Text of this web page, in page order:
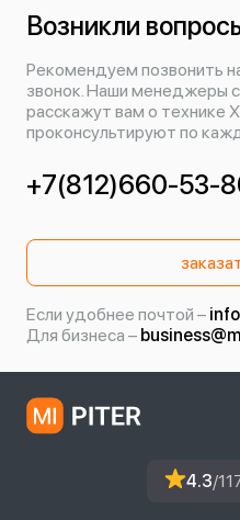
Возникли
Рекомендуем позвонить
звонок. Наши менеджеры
расскажут вам о технике
проконсультируют по
+7(812)660-53-
Если удобнее почтой –
Для бизнеса –
4.3/